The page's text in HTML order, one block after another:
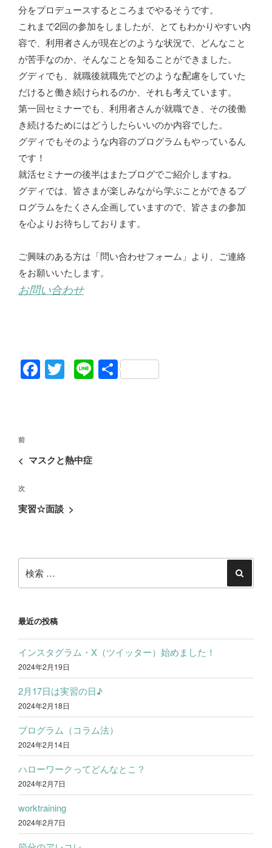
分をプロデュースするところまでやるそうです。
これまで2回の参加をしましたが、とてもわかりやすい内
容で、利用者さんが現在どのような状況で、どんなこと
が苦手なのか、そんなことを知ることができました。
グディでも、就職後就職先でどのような配慮をしていた
だけると働き続けられるのか、それも考えています。
第一回セミナーでも、利用者さんが就職でき、その後働
き続けるためにはどうしたらいいのか内容でした。
グディでもそのような内容のプログラムもやっているん
です！
就活セミナーの後半はまたブログでご紹介しますね。
グディでは、皆さまが楽しみながら学ぶことができるプ
ログラムをたくさん企画していますので、皆さまの参加
を心よりお待ちしております。
ご興味のある方は「問い合わせフォーム」より、ご連絡
をお願いいたします。
お問い合わせ
F
a
o
k
T
wi
Li
n
共
有
投
稿
ナ
ビ
ゲ
ー
ン
過
去
投
稿
前
< マスクと熱中症
次
の
次
実習☆面談 >
索:
索
最近の投稿
インスタグラム・X（ツイッター）始めました！
2024年2月19日
2月17日は実習の日♪
2024年2月18日
プログラム（コラム法）
2024年2月14日
ハローワークってどんなとこ？
2024年2月7日
worktraining
2024年2月7日